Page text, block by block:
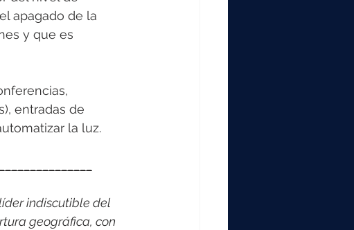
apagado de la
y que es
entradas de
la luz.
indiscutible del
geográfica, con